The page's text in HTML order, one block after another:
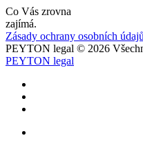
Co Vás zrovna
zajímá.
Zásady ochrany osobních údajů
PEYTON legal © 2026
PEYTON legal